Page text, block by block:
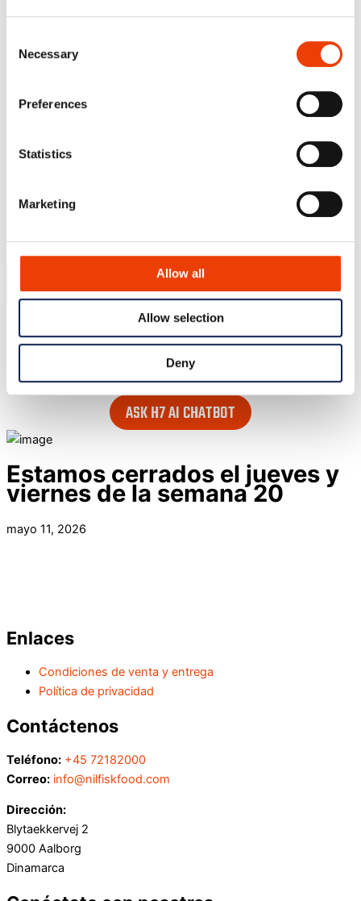
Selection
Necessary
Preferences
Statistics
Marketing
Allow all
Allow selection
Deny
Soporte & Productos
Navigator Programa Web
Contacto
- try our AI powered chatbot to find all the answers you are
looking for. Find it in the lower right corner of every page.
ASK H7 AI CHATBOT
Estamos cerrados el jueves y
viernes de la semana 20
mayo 11, 2026
Enlaces
Condiciones de venta y entrega
Política de privacidad
Contáctenos
Teléfono: +45 72182000
Correo: info@nilfiskfood.com
Dirección:
Blytaekkervej 2
9000 Aalborg
Dinamarca